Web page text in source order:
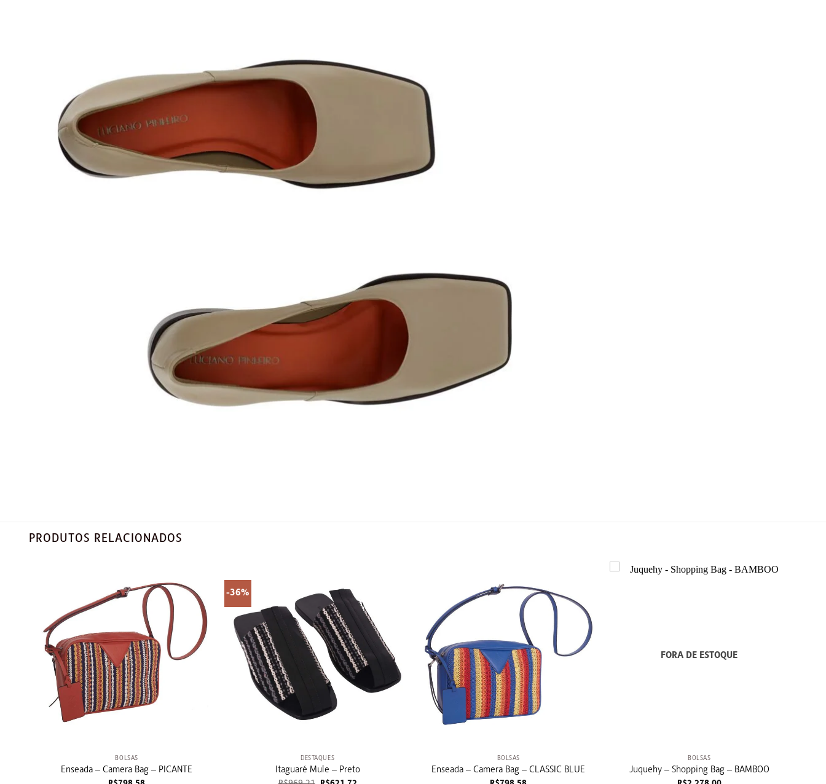
PRODUTOS RELACIONADOS
BOLSAS
Enseada – Camera Bag – PICANTE
-36%
DESTAQUES
Itaguaré Mule – Preto
BOLSAS
Enseada – Camera Bag – CLASSIC BLUE
FORA DE ESTOQUE
BOLSAS
Juquehy – Shopping Bag – BAMBOO